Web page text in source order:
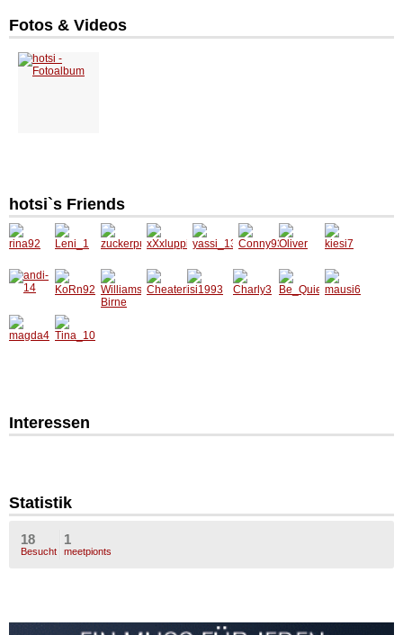
Fotos & Videos
hotsi`s Friends
Interessen
Statistik
18
Besucht
1
meetpionts